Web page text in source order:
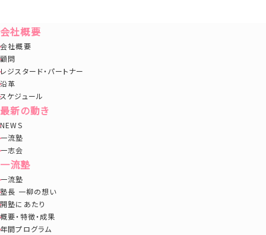
会社概要
会社概要
顧問
レジスタード・パートナー
沿革
スケジュール
最新の動き
NEWS
一流塾
一志会
一流塾
一流塾
塾長 一柳の想い
開塾にあたり
概要・特徴・成果
年間プログラム